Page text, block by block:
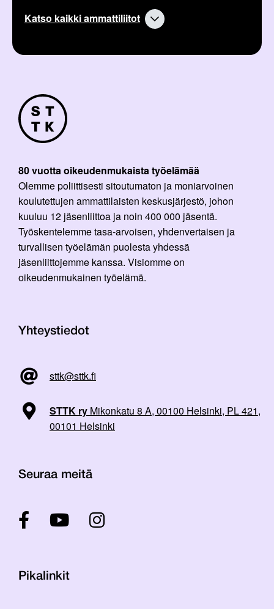
Katso kaikki ammattiliitot
80 vuotta oikeudenmukaista työelämää
Olemme poliittisesti sitoutumaton ja moniarvoinen
koulutettujen ammattilaisten keskusjärjestö, johon
kuuluu 12 jäsenliittoa ja noin 400 000 jäsentä.
Työskentelemme tasa-arvoisen, yhdenvertaisen ja
turvallisen työelämän puolesta yhdessä
jäsenliittojemme kanssa. Visiomme on
oikeudenmukainen työelämä.
Yhteystiedot
sttk@sttk.fi
STTK ry Mikonkatu 8 A, 00100 Helsinki, PL 421,
00101 Helsinki
Seuraa meitä
Pikalinkit